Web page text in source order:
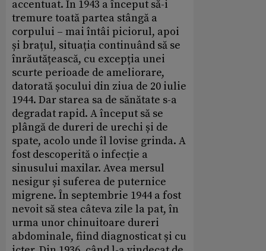
accentuat. În 1943 a început să-i
tremure toată partea stângă a
corpului – mai întâi piciorul, apoi
și brațul, situația continuând să se
înrăutățească, cu excepția unei
scurte perioade de ameliorare,
datorată șocului din ziua de 20 iulie
1944. Dar starea sa de sănătate s-a
degradat rapid. A început să se
plângă de dureri de urechi și de
spate, acolo unde îl lovise grinda. A
fost descoperită o infecție a
sinusului maxilar. Avea mersul
nesigur și suferea de puternice
migrene. În septembrie 1944 a fost
nevoit să stea câteva zile la pat, în
urma unor chinuitoare dureri
abdominale, fiind diagnosticat și cu